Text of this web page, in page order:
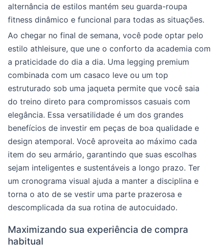
alternância de estilos mantém seu guarda-roupa
fitness dinâmico e funcional para todas as situações.
Ao chegar no final de semana, você pode optar pelo
estilo athleisure, que une o conforto da academia com
a praticidade do dia a dia. Uma legging premium
combinada com um casaco leve ou um top
estruturado sob uma jaqueta permite que você saia
do treino direto para compromissos casuais com
elegância. Essa versatilidade é um dos grandes
benefícios de investir em peças de boa qualidade e
design atemporal. Você aproveita ao máximo cada
item do seu armário, garantindo que suas escolhas
sejam inteligentes e sustentáveis a longo prazo. Ter
um cronograma visual ajuda a manter a disciplina e
torna o ato de se vestir uma parte prazerosa e
descomplicada da sua rotina de autocuidado.
Maximizando sua experiência de compra
habitual